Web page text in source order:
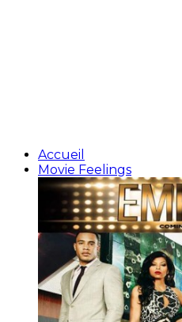
Accueil
Movie Feelings